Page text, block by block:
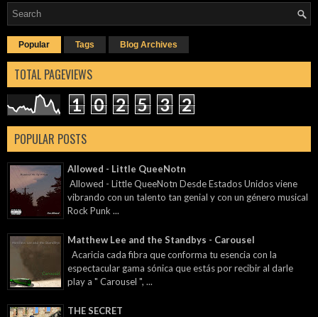
Popular Tags Blog Archives
TOTAL PAGEVIEWS
1 0 2 5 3 2
POPULAR POSTS
Allowed - Little QueeNotn
Allowed - Little QueeNotn Desde Estados Unidos viene
vibrando con un talento tan genial y con un género musical
Rock Punk ...
Matthew Lee and the Standbys - Carousel
Acaricia cada fibra que conforma tu esencia con la
espectacular gama sónica que estás por recibir al darle
play a " Carousel ", ...
THE SECRET